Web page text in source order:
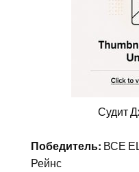
Судит
Победитель: ВСЕ
Рейнс